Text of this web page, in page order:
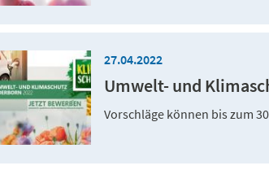
27.04.2022
Umwelt- und
Vorschläge können bis zum